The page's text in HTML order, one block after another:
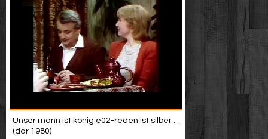
Unser mann ist könig e02-reden ist silber ...
(ddr 1980)